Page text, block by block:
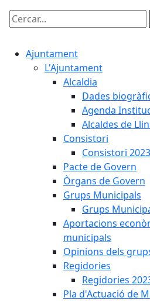
Cercar:
Ajuntament
L'Ajuntament
Alcaldia
Dades
Agenda
Alcaldes de
Consistori
Consistori
Pacte de Govern
Òrgans de Govern
Grups Municipals
Grups
Aportacions
municipals
Opinions dels
Regidories
Regidories
Pla d'Actuació de